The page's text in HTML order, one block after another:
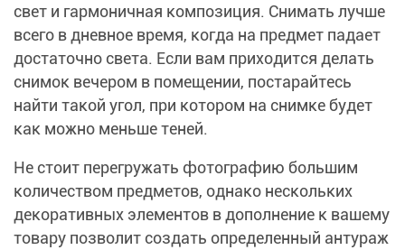
свет и гармоничная композиция. Снимать лучше
всего в дневное время, когда на предмет падает
достаточно света. Если вам приходится делать
снимок вечером в помещении, постарайтесь
найти такой угол, при котором на снимке будет
как можно меньше теней.
Не стоит перегружать фотографию большим
количеством предметов, однако нескольких
декоративных элементов в дополнение к вашему
товару позволит создать определенный антураж